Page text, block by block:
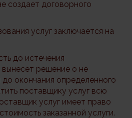
создает договорного
услуг заключается на
до истечения
решение о не
до окончания определенного
поставщику услуг всю
услуг имеет право
заказанной услуги.